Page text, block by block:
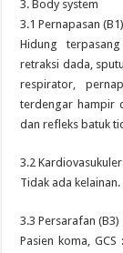
3. Body system
3.1 Pernapasan (B1)
Hidung
retraksi dada,
respirator,
terdengar hampir
dan refleks batuk
3.2 Kardiovasukuler
Tidak ada kelainan.
3.3 Persarafan (B3)
Pasien koma,